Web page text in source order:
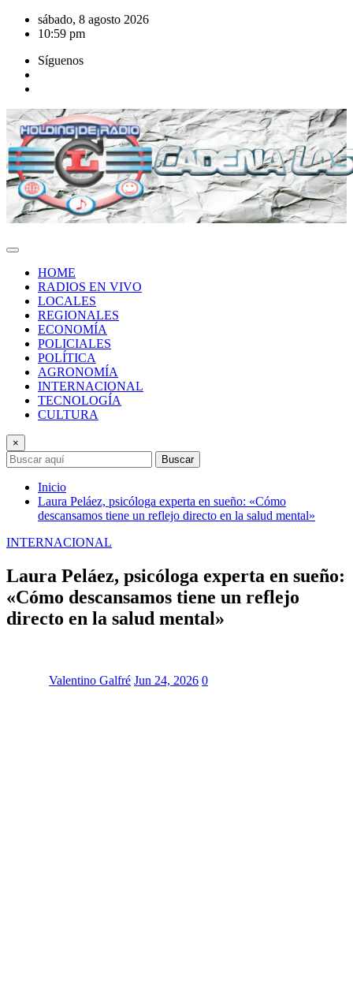
Saltar
sábado, 8 agosto 2026
10:59 pm
Síguenos
HOME
RADIOS EN VIVO
LOCALES
REGIONALES
ECONOMÍA
POLICIALES
POLÍTICA
AGRONOMÍA
INTERNACIONAL
TECNOLOGÍA
CULTURA
×
Buscar
Inicio
Laura Peláez, psicóloga experta en sueño: «Cómo
descansamos tiene un reflejo directo en la salud mental»
INTERNACIONAL
Laura Peláez, psicóloga experta en sueño:
«Cómo descansamos tiene un reflejo
directo en la salud mental»
Valentino Galfré Jun 24, 2026 0